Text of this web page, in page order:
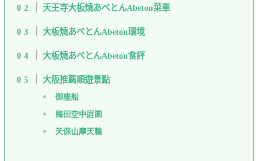
天王寺大板燒あべとんAbeton菜單
大板燒あべとんAbeton環境
大板燒あべとんAbeton食評
大阪推薦順遊景點
御座船
梅田空中庭園
天保山摩天輪